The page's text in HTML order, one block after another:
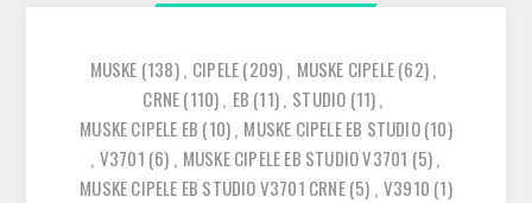
MUSKE (138), CIPELE(209), MUSKE CIPELE(62),
CRNE(110), EB (11), STUDIO (11),
MUSKE CIPELE EB (10), MUSKE CIPELE EB STUDIO(10)
, V3701 (6) , MUSKE CIPELE EB STUDIO V3701 (5),
MUSKE CIPELE EB STUDIO V3701 CRNE(5) , V3910 (1)